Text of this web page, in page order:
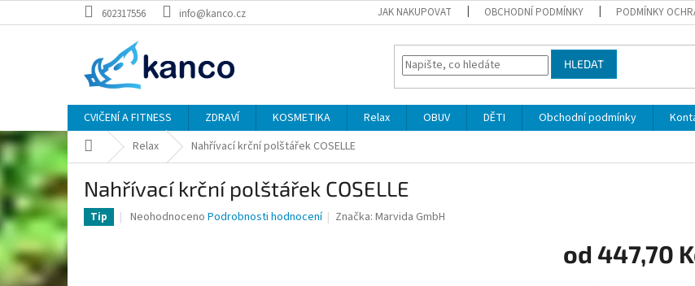
na
602317556 info@kanco.cz JAK NAKUPOVAT OBCHODNÍ PODMÍNKY PODMÍNKY
HLEDAT
CVIČENÍ A FITNESS ZDRAVÍ KOSMETIKA Relax OBUV DĚTI Obchodní podmínky
Domů Relax Nahřívací krční polštářek COSELLE
Nahřívací krční polštářek COSELLE
Tip
Průměrné
Neohodnoceno Podrobnosti hodnocení Značka:Marvida GmbH
od 447,70